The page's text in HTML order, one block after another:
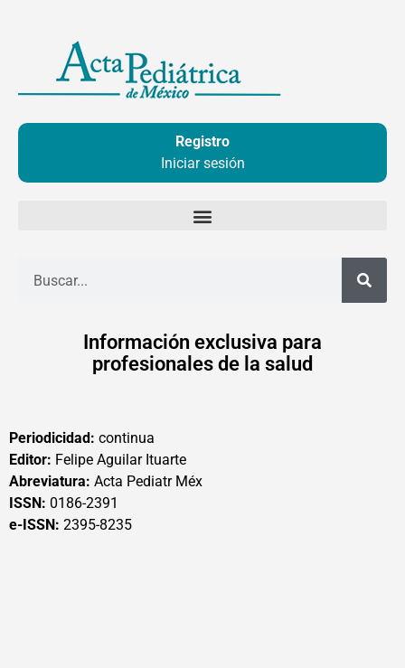
contenido
Registro
Iniciar sesión
Información exclusiva para
profesionales de la salud
Periodicidad: continua
Editor: Felipe Aguilar Ituarte
Abreviatura: Acta Pediatr Méx
ISSN: 0186-2391
e-ISSN: 2395-8235